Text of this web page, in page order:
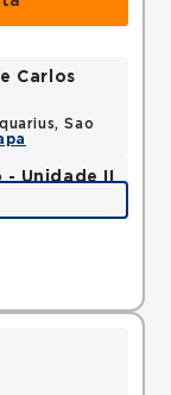
Carlos
Sao
Unidade II
SP,